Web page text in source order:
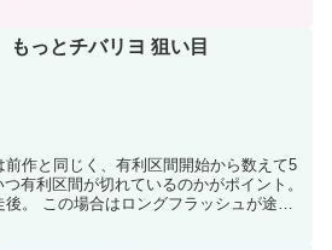
もっとチバリヨ 狙い目
前作と同じく、有利区間開始から数えて5
有利区間が切れているのかがポイント。
。 この場合はロングフラッシュが途切